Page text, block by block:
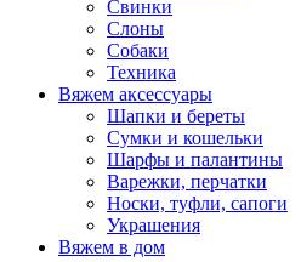
Свинки
Слоны
Собаки
Техника
Вяжем аксессуары
Шапки и береты
Сумки и кошельки
Шарфы и палантины
Варежки, перчатки
Носки, туфли, сапоги
Украшения
Вяжем в дом